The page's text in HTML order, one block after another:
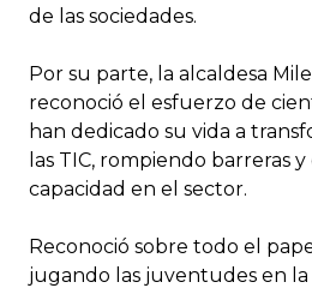
de las sociedades.
Por su parte, la alcaldesa
reconoció el esfuerzo de
han dedicado su vida a
las TIC, rompiendo barreras
capacidad en el sector.
Reconoció sobre todo el
jugando las juventudes en la